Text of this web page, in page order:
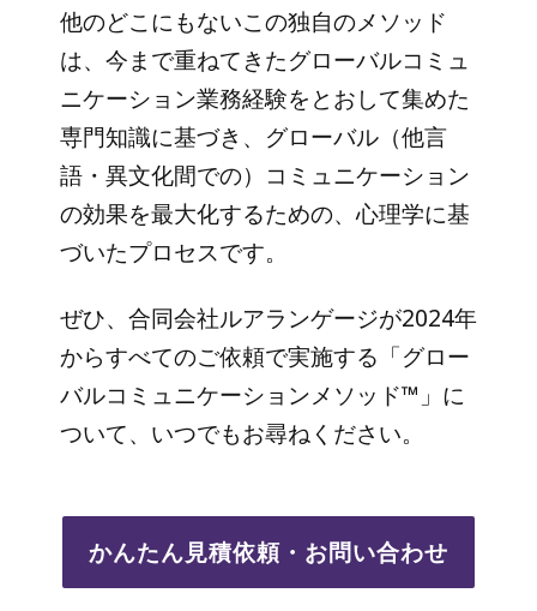
他のどこにもないこの独自のメソッド
は、今まで重ねてきたグローバルコミュ
ニケーション業務経験をとおして集めた
専門知識に基づき、グローバル（他言
語・異文化間での）コミュニケーション
の効果を最大化するための、心理学に基
づいたプロセスです。
ぜひ、合同会社ルアランゲージが2024年
からすべてのご依頼で実施する「グロー
バルコミュニケーションメソッド™」に
ついて、いつでもお尋ねください。
かんたん見積依頼・お問い合わせ